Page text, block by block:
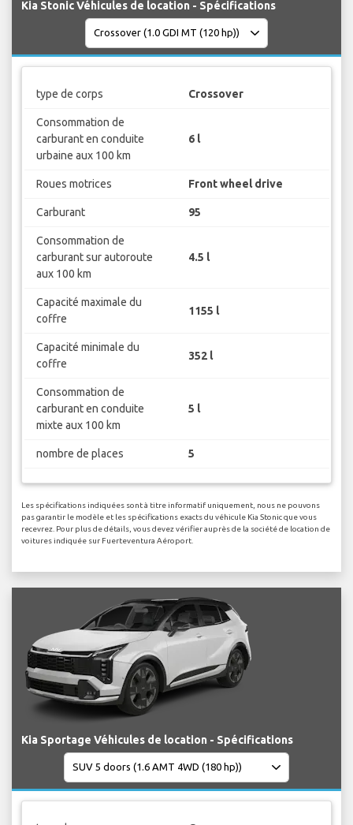
Kia Stonic Véhicules de location - Spécifications
type de corps Crossover
Consommation de
carburant en conduite
urbaine aux 100 km
6 l
Roues motrices Front wheel drive
Carburant 95
Consommation de
carburant sur autoroute
aux 100 km
4.5 l
Capacité maximale du
coffre
1155 l
Capacité minimale du
coffre
352 l
Consommation de
carburant en conduite
mixte aux 100 km
5 l
nombre de places 5
Les spécifications indiquées sont à titre informatif uniquement, nous ne pouvons
pas garantir le modèle et les spécifications exacts du véhicule Kia Stonic que vous
recevrez. Pour plus de détails, vous devez vérifier auprès de la société de location de
voitures indiquée sur Fuerteventura Aéroport.
Kia Sportage Véhicules de location - Spécifications